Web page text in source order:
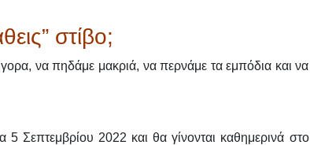
στίβο;
να πηδάμε μακριά, να περνάμε τα εμπόδια και να
5 Σεπτεμβρίου 2022 και θα γίνονται καθημερινά στο